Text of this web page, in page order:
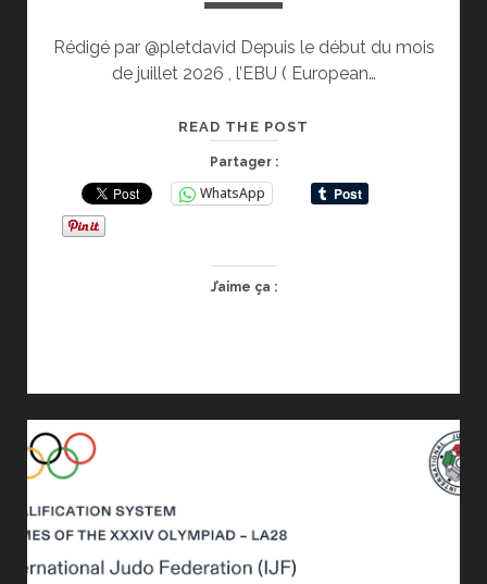
Rédigé par @pletdavid Depuis le début du mois
de juillet 2026 , l’EBU ( European…
READ THE POST
Partager :
WhatsApp
J’aime ça :